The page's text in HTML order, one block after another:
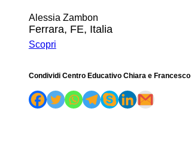
Alessia Zambon
Ferrara, FE, Italia
Scopri
Condividi Centro Educativo Chiara e Francesco